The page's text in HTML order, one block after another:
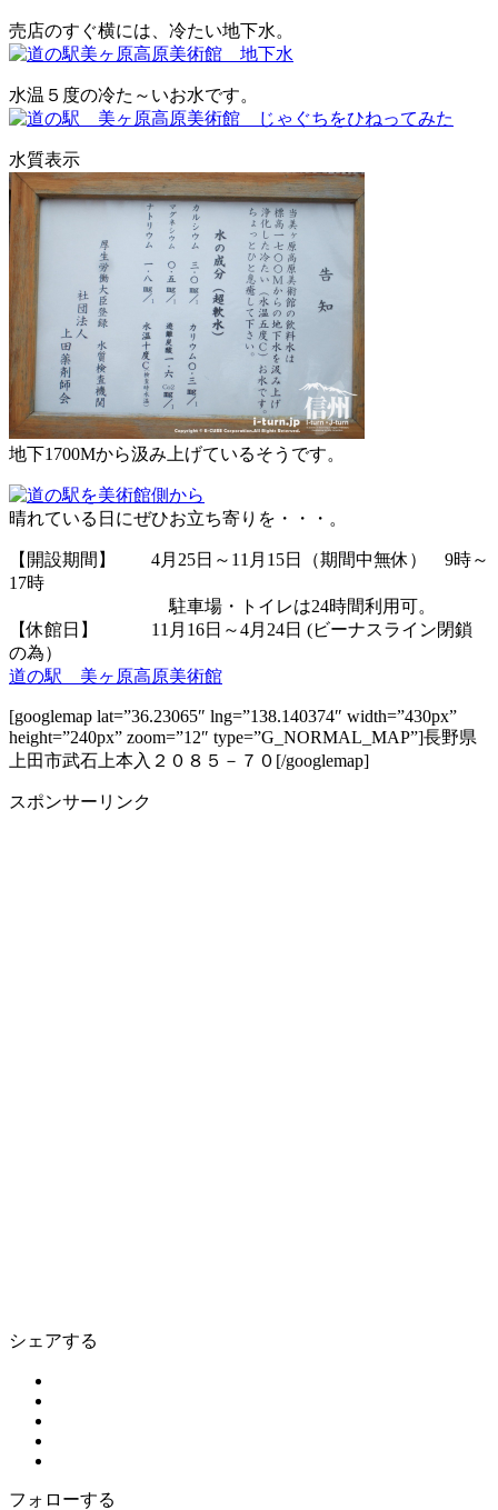
売店のすぐ横には、冷たい地下水。
水温５度の冷た～いお水です。
水質表示
地下1700Mから汲み上げているそうです。
晴れている日にぜひお立ち寄りを・・・。
【開設期間】 4月25日～11月15日（期間中無休） 9時～
17時
駐車場・トイレは24時間利用可。
【休館日】 11月16日～4月24日 (ビーナスライン閉鎖
の為）
道の駅 美ヶ原高原美術館
[googlemap lat=”36.23065″ lng=”138.140374″ width=”430px”
height=”240px” zoom=”12″ type=”G_NORMAL_MAP”]長野県
上田市武石上本入２０８５－７０[/googlemap]
スポンサーリンク
シェアする
フォローする